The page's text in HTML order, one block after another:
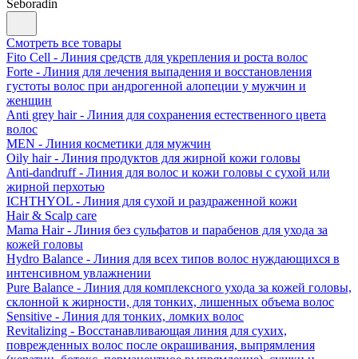
Seboradin
Смотреть все товары
Fito Cell - Линия средств для укрепления и роста волос
Forte - Линия для лечения выпадения и восстановления
густоты волос при андрогенной алопеции у мужчин и
женщин
Anti grey hair - Линия для сохранения естественного цвета
волос
MEN - Линия косметики для мужчин
Oily hair - Линия продуктов для жирной кожи головы
Anti-dandruff - Линия для волос и кожи головы с сухой или
жирной перхотью
ICHTHYOL - Линия для сухой и раздраженной кожи
Hair & Scalp care
Mama Hair - Линия без сульфатов и парабенов для ухода за
кожей головы
Hydro Balance - Линия для всех типов волос нуждающихся в
интенсивном увлажнении
Pure Balance - Линия для комплексного ухода за кожей головы,
склонной к жирности, для тонких, лишенных объема волос
Sensitive - Линия для тонких, ломких волос
Revitalizing - Восстанавливающая линия для сухих,
поврежденных волос после окрашивания, выпрямления